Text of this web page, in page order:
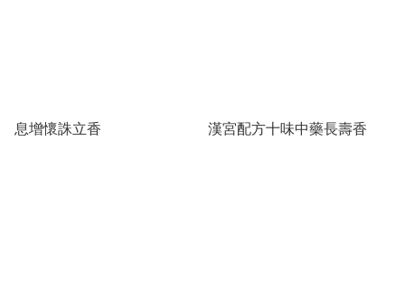
息增懷誅立香 漢宮配方十味中藥長壽香